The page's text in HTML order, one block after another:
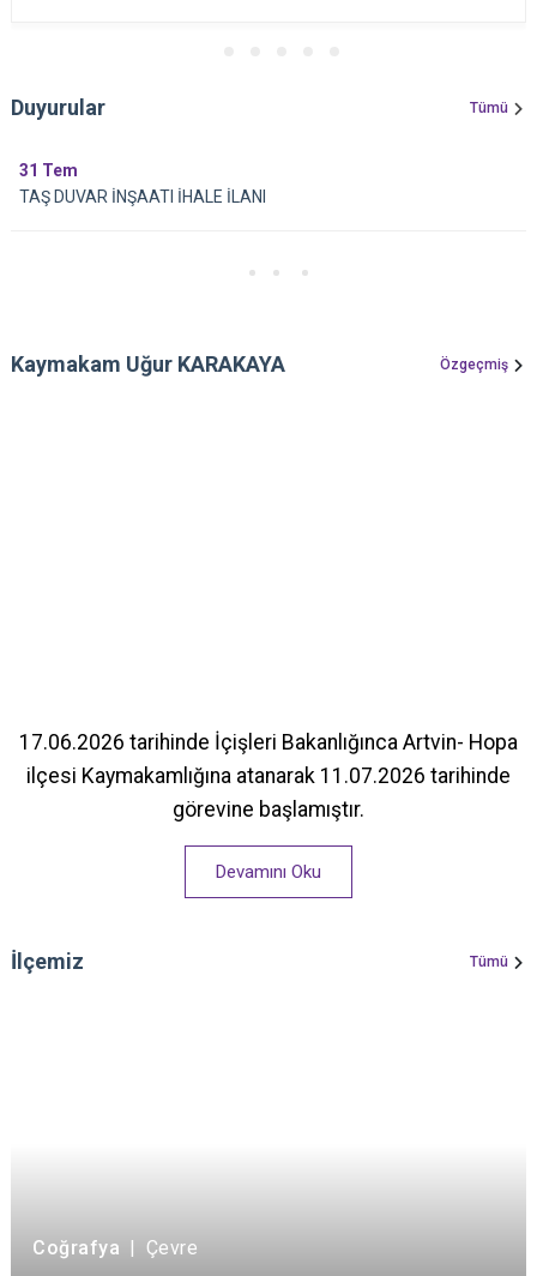
Duyurular Tümü
31 Tem
TAŞ DUVAR İNŞAATI İHALE İLANI
Kaymakam Uğur KARAKAYA Özgeçmiş
17.06.2026 tarihinde İçişleri Bakanlığınca Artvin- Hopa
ilçesi Kaymakamlığına atanarak 11.07.2026 tarihinde
görevine başlamıştır.
Devamını Oku
İlçemiz Tümü
Coğrafya | Çevre